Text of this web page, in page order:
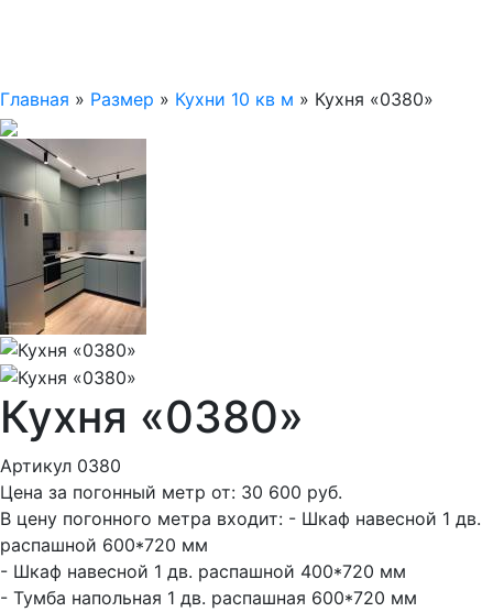
Главная » Размер » Кухни 10 кв м » Кухня «0380»
Кухня «0380»
Артикул 0380
Цена за погонный метр от: 30 600 руб.
В цену погонного метра входит: - Шкаф навесной 1 дв.
распашной 600*720 мм
- Шкаф навесной 1 дв. распашной 400*720 мм
- Тумба напольная 1 дв. распашная 600*720 мм